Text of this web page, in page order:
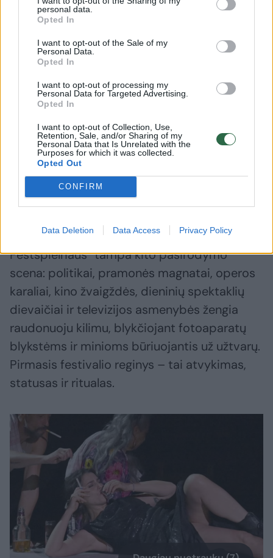
personal data.
Opted In
I want to opt-out of the Sale of my
Personal Data.
Opted In
I want to opt-out of processing my
Personal Data for Targeted Advertising.
Opted In
I want to opt-out of Collection, Use,
Retention, Sale, and/or Sharing of my
Personal Data that Is Unrelated with the
Purposes for which it was collected.
Opted Out
CONFIRM
Data Deletion Data Access Privacy Policy
Programoje numatyti aštuoni spektakliai, visi
bilietai iš anksto parduoti. Paskutinis bus
parodytas rugpjūčio 26-ąją. Iš viso
Zalcburgo festivalyje, truksiančiame iki
rugpjūčio 31-osios, – 171 renginys: operos,
Netikėta vadovų kaita
Kultūros kalendoriuje nedaug atidarymo
Gerokai prieš orkestro melodijas „Grosses
Festspielhaus“ tampa kito pasirodymo
scena: politikai, pramonės magnatai, operos
karaliai, kino žvaigždės, dieninių spektaklių
dievaičiai ir televizijos asmenybės žengia
raudonuoju kilimu, blykčiojant fotoaparatų
blykstėms ir minioms būriuojantis už užtvarų.
Pirmasis festivalio reginys – tai atvykimas,
statusas ir ritualas.